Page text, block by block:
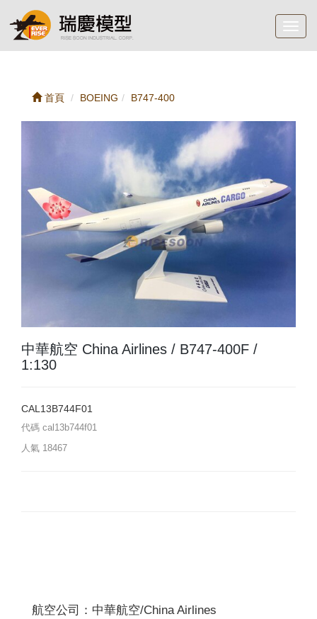
首頁 BOEING B747-400
中華航空 China Airlines / B747-400F /
1:130
CAL13B744F01
代碼 cal13b744f01
人氣 18467
航空公司：中華航空/China Airlines